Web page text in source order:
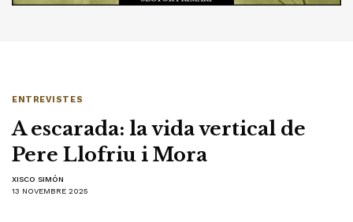
ENTREVISTES
A escarada: la vida vertical de
Pere Llofriu i Mora
XISCO SIMÓN
13 NOVEMBRE 2025